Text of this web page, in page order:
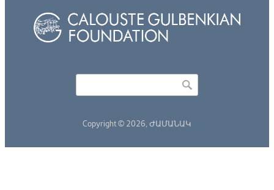
Copyright © 2026, ԺԱՄԱՆԱԿ